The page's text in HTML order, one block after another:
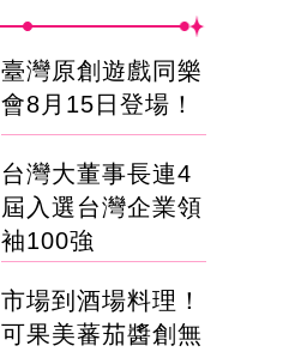
臺灣原創遊戲同樂
會8月15日登場！
台灣大董事長連4
屆入選台灣企業領
袖100強
市場到酒場料理！
可果美蕃茄醬創無